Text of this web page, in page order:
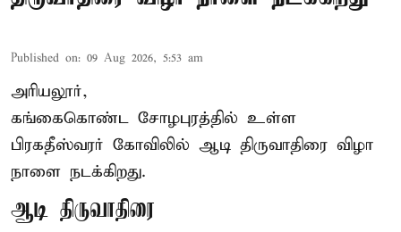
Published on: 09 Aug 2026, 5:53 am
அரியலூர்,
கங்கைகொண்ட சோழபுரத்தில் உள்ள
பிரகதீஸ்வரர் கோவிலில் ஆடி திருவாதிரை விழா
நாளை நடக்கிறது.
ஆடி திருவாதிரை